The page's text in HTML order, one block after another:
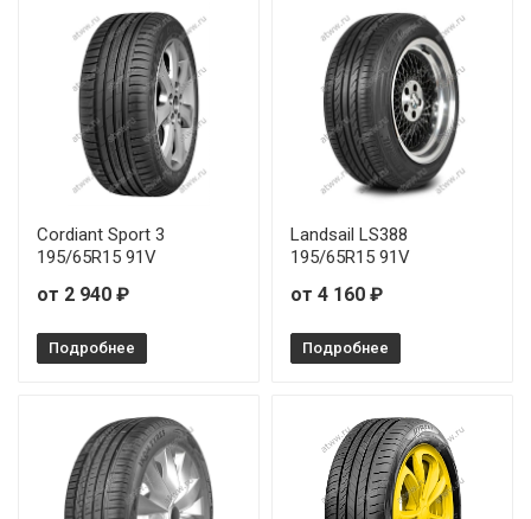
WindForce Advanfors H/P 225/60R16 98H
Cordiant Sport 3
195/65R15 91V
от 2 940 ₽
Подробнее
Landsail LS388
195/65R15 91V
от 4 160 ₽
Подробнее